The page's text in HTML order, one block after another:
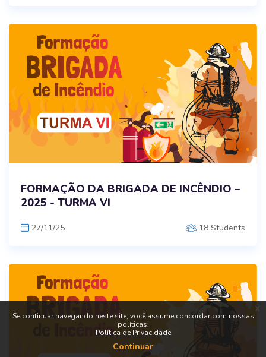
Se continuar navegando neste site, você assume concordar com nossas
políticas:
Política de Privacidade
Continuar
x
FORMAÇÃO DA BRIGADA DE INCÊNDIO –
2025 - TURMA VI
27/11/25 18 Students